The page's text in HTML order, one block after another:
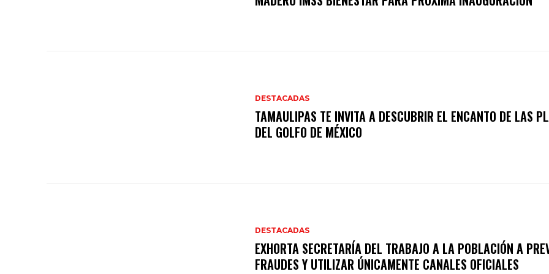
DESTACADAS
TAMAULIPAS TE INVITA A DESCUBRIR EL ENCANTO DE LAS
DEL GOLFO DE MÉXICO
DESTACADAS
EXHORTA SECRETARÍA DEL TRABAJO A LA POBLACIÓN A
FRAUDES Y UTILIZAR ÚNICAMENTE CANALES OFICIALES